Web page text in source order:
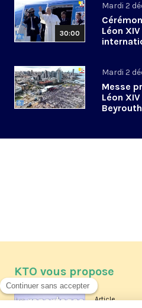
30:00
Mardi 2
Léon
Mardi 2
Messe
Léon
KTO vous propose
Article